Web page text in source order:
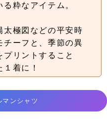
粋なアイテム。
太極図などの平安時
チーフと、季節の異
プリントすること
着に！
マンシャツ